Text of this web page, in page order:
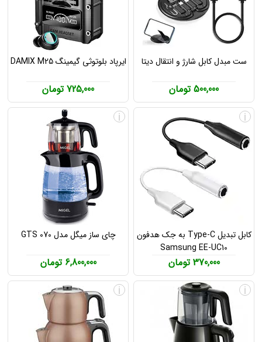
ست مبدل کابل شارژ و انتقال دیتا
500,000 تومان
ایرپاد بلوتوثی گیمینگ DAMIX M25
725,000 تومان
کابل تبدیل Type-C به جک هدفون
Samsung EE-UC10
370,000 تومان
i
چای ساز میگل مدل GTS 070
6,800,000 تومان
i
i
i